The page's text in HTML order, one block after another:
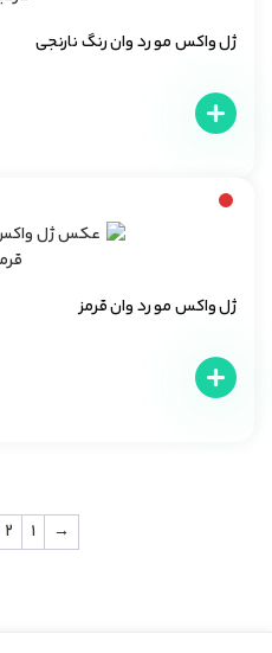
ژل واکس مو رد وان رنگ نارنجی
ژل واکس مو رد وان قرمز
→
1
2